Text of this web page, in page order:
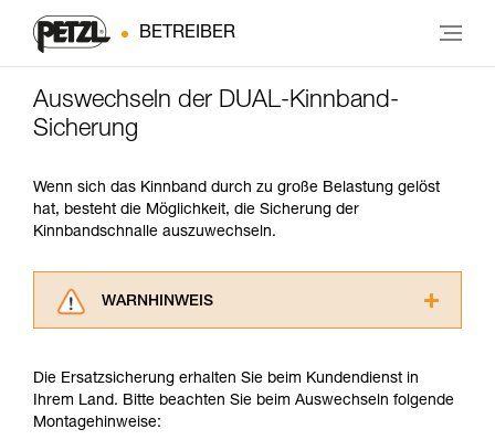
BETREIBER
Auswechseln der DUAL-Kinnband-
Sicherung
Wenn sich das Kinnband durch zu große Belastung gelöst
hat, besteht die Möglichkeit, die Sicherung der
Kinnbandschnalle auszuwechseln.
WARNHINWEIS
aufmerksam durch, bevor Sie diesen zu Rate
ziehen. Um diese Zusatzinformationen
verstehen zu können, müssen Sie zuerst die in
Die Ersatzsicherung erhalten Sie beim Kundendienst in
Ihrem Land. Bitte beachten Sie beim Auswechseln folgende
Montagehinweise: